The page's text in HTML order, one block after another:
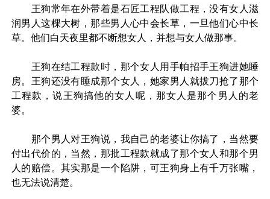
王狗常年在外带着是石匠工程队做工程，没有女人滋
润男人这棵大树，那些男人心中会长草，一旦他们心中长
草。他们白天夜里都不断想女人，并想与女人做那事。
王狗在结工程款时，那个女人用手帕招手王狗进她睡
房。王狗还没有睡成那个女人，她家男人就拔刀抢了那个
工程款，说王狗搞他的女人呢，那女人是那个男人的老
婆。
那个男人对王狗说，我自己的老婆让你搞了，当然要
付出代价的，当然，那批工程款就成了那个女人和那个男
人的赔偿。其实那是一个陷阱，可王狗身上有千万张嘴，
也无法说清楚。